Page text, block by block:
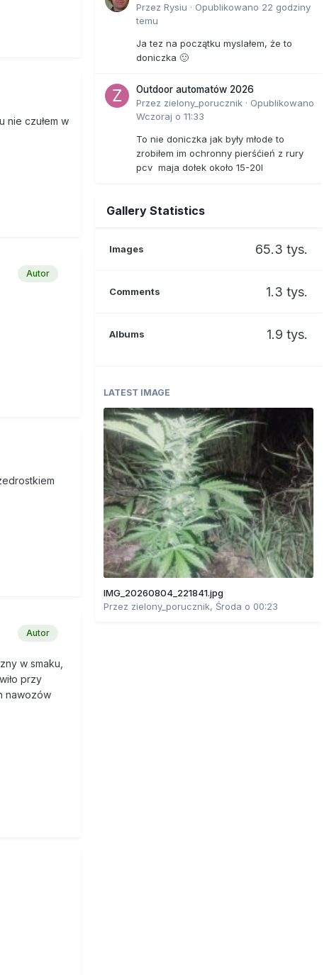
nie czułem w
Autor
Autor
w smaku,
przy
nawozów
Przez Rysiu · Opublikowano 22 godziny
temu
Ja tez na początku myslałem, że to
doniczka 🙂
Outdoor automatów 2026
Przez zielony_porucznik · Opublikowano
Wczoraj o 11:33
To nie doniczka jak były młode to
zrobiłem im ochronny pierśćień z rury
pcv maja dołek około 15-20l
Gallery Statistics
Images 65.3 tys.
Comments 1.3 tys.
Albums 1.9 tys.
LATEST IMAGE
IMG_20260804_221841.jpg
Przez zielony_porucznik, Środa o 00:23